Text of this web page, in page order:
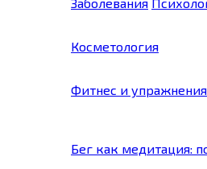
Косметология
Фитнес и упражнения
Бег как медитация: